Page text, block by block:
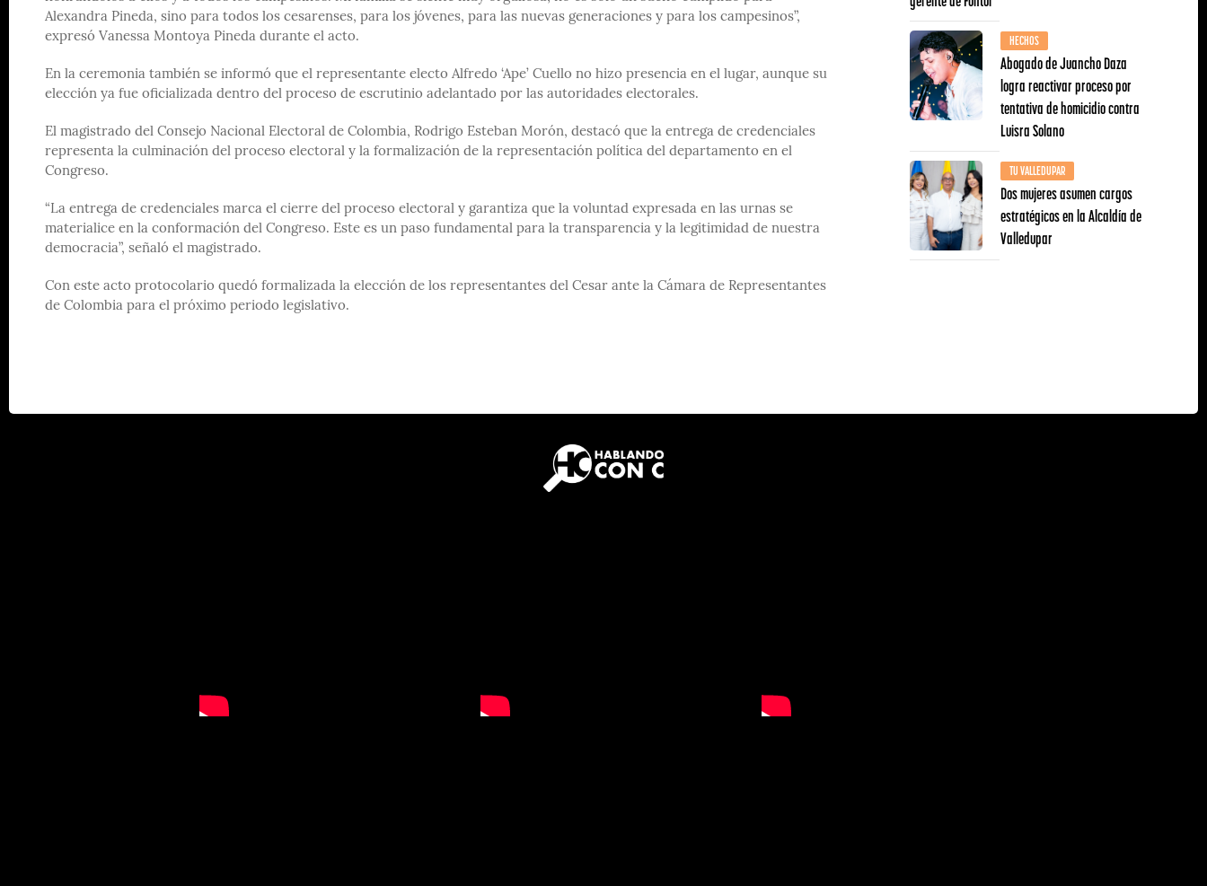
Alexandra Pineda, sino para todos los cesarenses, para los jóvenes, para las nuevas generaciones y para los campesinos”,
expresó Vanessa Montoya Pineda durante el acto.
En la ceremonia también se informó que el representante electo Alfredo ‘Ape’ Cuello no hizo presencia en el lugar, aunque su
elección ya fue oficializada dentro del proceso de escrutinio adelantado por las autoridades electorales.
El magistrado del Consejo Nacional Electoral de Colombia, Rodrigo Esteban Morón, destacó que la entrega de credenciales
representa la culminación del proceso electoral y la formalización de la representación política del departamento en el
Congreso.
“La entrega de credenciales marca el cierre del proceso electoral y garantiza que la voluntad expresada en las urnas se
materialice en la conformación del Congreso. Este es un paso fundamental para la transparencia y la legitimidad de nuestra
democracia”, señaló el magistrado.
Con este acto protocolario quedó formalizada la elección de los representantes del Cesar ante la Cámara de Representantes
de Colombia para el próximo periodo legislativo.
HECHOS
Abogado de Juancho Daza
logra reactivar proceso por
tentativa de homicidio contra
Luisra Solano
TU VALLEDUPAR
Dos mujeres asumen cargos
estratégicos en la Alcaldía de
Valledupar